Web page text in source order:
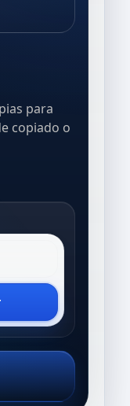
para
copiado o